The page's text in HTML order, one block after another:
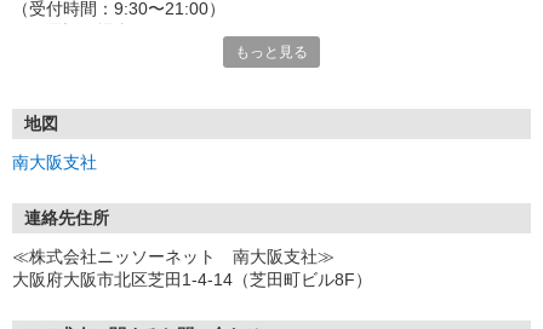
（受付時間：9:30〜21:00）
「e-aidemを見て」とお伝えいただけるとスムーズです。
◎応募フォームからのご応募は24時間受付中です！
（2）面談・登録の実施
ご都合のよいお日にちをお聞かせください。
↓
（3）選考・お仕事のご案内
↓
もっと見る
地図
南大阪支社
連絡先住所
≪株式会社ニッソーネット 南大阪支社≫
大阪府大阪市北区芝田1-4-14（芝田町ビル8F）